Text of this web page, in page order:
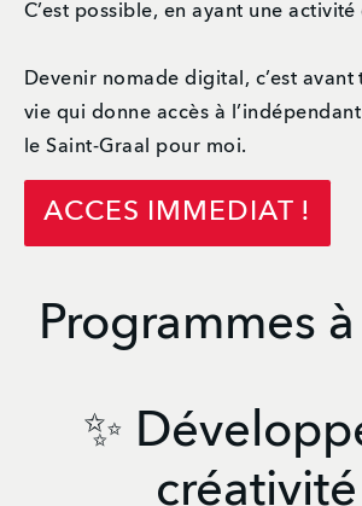
C’est possible, en ayant une activité
Devenir nomade digital, c’est
vie qui donne accès à
le Saint-Graal pour moi.
ACCES IMMEDIAT !
Programmes
✨